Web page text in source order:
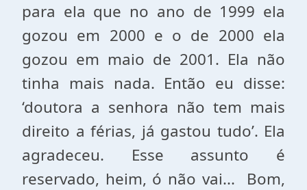
para ela que no ano de 1999 ela
gozou em 2000 e o de 2000 ela
gozou em maio de 2001. Ela não
tinha mais nada. Então eu disse:
‘doutora a senhora não tem mais
direito a férias, já gastou tudo’. Ela
agradeceu. Esse assunto é
reservado, heim, ó não vai... Bom,